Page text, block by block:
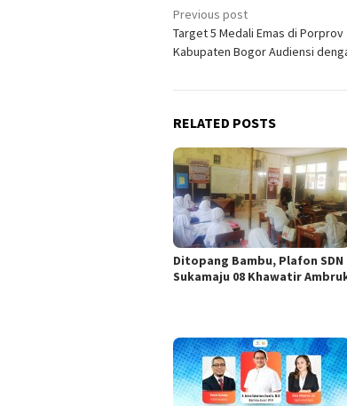
Post
navigation
Previous post
Target 5 Medali Emas di Porprov
Kabupaten Bogor Audiensi
RELATED POSTS
Ditopang Bambu, Plafon SDN
Sukamaju 08 Khawatir